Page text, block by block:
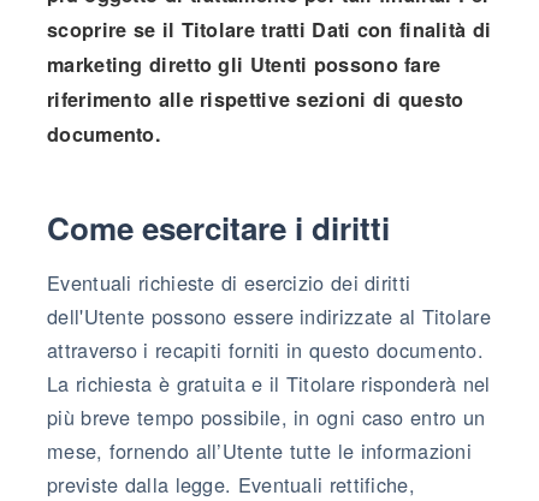
scoprire se il Titolare tratti Dati con finalità di
marketing diretto gli Utenti possono fare
riferimento alle rispettive sezioni di questo
documento.
Come esercitare i diritti
Eventuali richieste di esercizio dei diritti
dell'Utente possono essere indirizzate al Titolare
attraverso i recapiti forniti in questo documento.
La richiesta è gratuita e il Titolare risponderà nel
più breve tempo possibile, in ogni caso entro un
mese, fornendo all’Utente tutte le informazioni
previste dalla legge. Eventuali rettifiche,